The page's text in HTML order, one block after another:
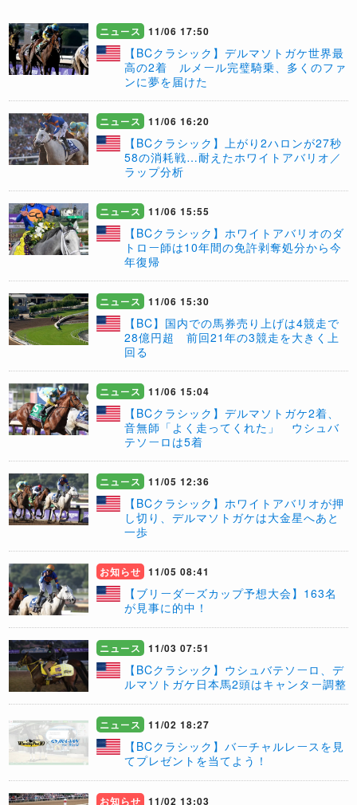
ニュース 11/06 17:50
【BCクラシック】デルマソトガケ世界最
高の2着 ルメール完璧騎乗、多くのファ
ンに夢を届けた
ニュース 11/06 16:20
【BCクラシック】上がり2ハロンが27秒
58の消耗戦…耐えたホワイトアバリオ／
ラップ分析
ニュース 11/06 15:55
【BCクラシック】ホワイトアバリオのダ
トロー師は10年間の免許剥奪処分から今
年復帰
ニュース 11/06 15:30
【BC】国内での馬券売り上げは4競走で
28億円超 前回21年の3競走を大きく上
回る
ニュース 11/06 15:04
【BCクラシック】デルマソトガケ2着、
音無師「よく走ってくれた」 ウシュバ
テソーロは5着
ニュース 11/05 12:36
【BCクラシック】ホワイトアバリオが押
し切り、デルマソトガケは大金星へあと
一歩
お知らせ 11/05 08:41
【ブリーダーズカップ予想大会】163名
が見事に的中！
ニュース 11/03 07:51
【BCクラシック】ウシュバテソーロ、デ
ルマソトガケ日本馬2頭はキャンター調整
ニュース 11/02 18:27
【BCクラシック】バーチャルレースを見
てプレゼントを当てよう！
お知らせ 11/02 13:03